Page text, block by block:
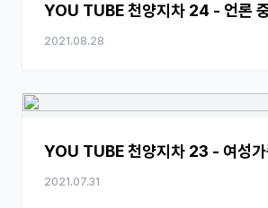
YOU TUBE 천양지차 24 - 언론
2021.08.28
YOU TUBE 천양지차 23 - 여성가
2021.07.31